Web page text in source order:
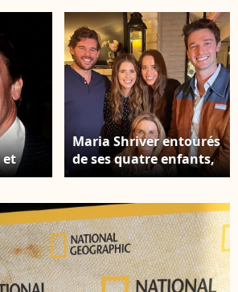
et
en
le 28
Maria Shriver entourés
de ses quatre enfants,
nés de son mariage
Schwarzenegger, sur
Instagram.